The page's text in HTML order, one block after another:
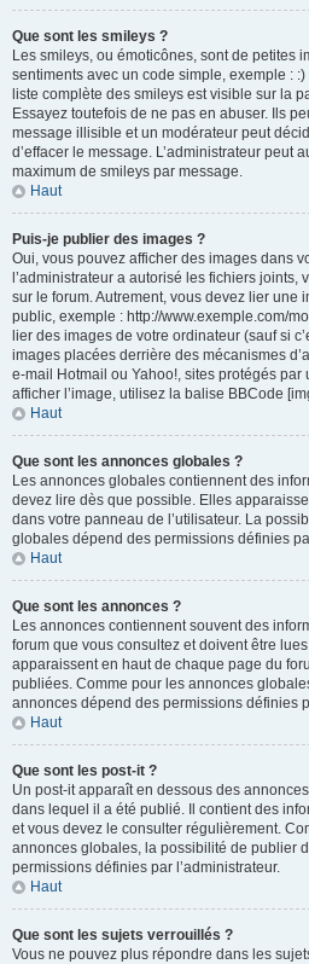
Que sont les smileys ?
Les smileys, ou émoticônes, sont de petites
sentiments avec un code simple, exemple :
liste complète des smileys est visible sur la
Essayez toutefois de ne pas en abuser. Ils
message illisible et un modérateur peut
d’effacer le message. L’administrateur peut
maximum de smileys par message.
Haut
Puis-je publier des images ?
Oui, vous pouvez afficher des images dans
l’administrateur a autorisé les fichiers joints,
sur le forum. Autrement, vous devez lier une
public, exemple : http://www.exemple.com/
lier des images de votre ordinateur (sauf si
images placées derrière des mécanismes
e-mail Hotmail ou Yahoo!, sites protégés par
afficher l’image, utilisez la balise BBCode
Haut
Que sont les annonces globales ?
Les annonces globales contiennent des
devez lire dès que possible. Elles
dans votre panneau de l’utilisateur. La
globales dépend des permissions définies
Haut
Que sont les annonces ?
Les annonces contiennent souvent des
forum que vous consultez et doivent être
apparaissent en haut de chaque page du
publiées. Comme pour les annonces
annonces dépend des permissions définies
Haut
Que sont les post-it ?
Un post-it apparaît en dessous des
dans lequel il a été publié. Il contient des
et vous devez le consulter régulièrement.
annonces globales, la possibilité de publier
permissions définies par l’administrateur.
Haut
Que sont les sujets verrouillés ?
Vous ne pouvez plus répondre dans les